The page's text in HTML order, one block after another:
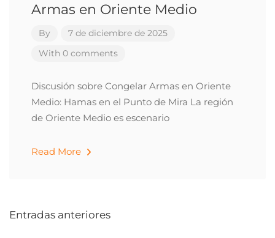
Armas en Oriente Medio
By
7 de diciembre de 2025
With 0 comments
Discusión sobre Congelar Armas en Oriente
Medio: Hamas en el Punto de Mira La región
de Oriente Medio es escenario
Read More
Entradas anteriores